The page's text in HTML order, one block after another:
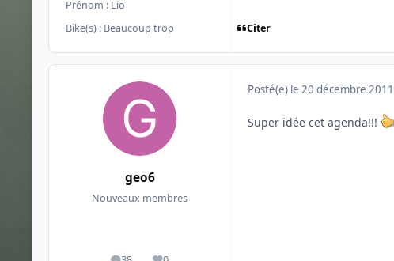
Prénom : Lio
Bike(s) : Beaucoup trop Citer
geo6
Nouveaux membres
Posté(e) le 20 décembre 2011
Super idée cet agenda!!!